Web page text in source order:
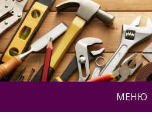
МЕНЮ